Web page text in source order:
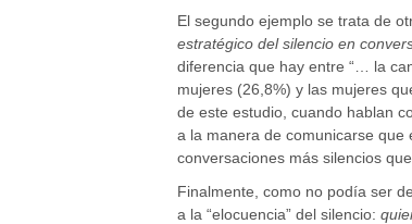
El segundo ejemplo se trata de
estratégico del silencio en
diferencia que hay entre “… la
mujeres (26,8%) y las mujeres
de este estudio, cuando hablan
a la manera de comunicarse que
conversaciones más silencios
Finalmente, como no podía ser
a la “elocuencia” del silencio: